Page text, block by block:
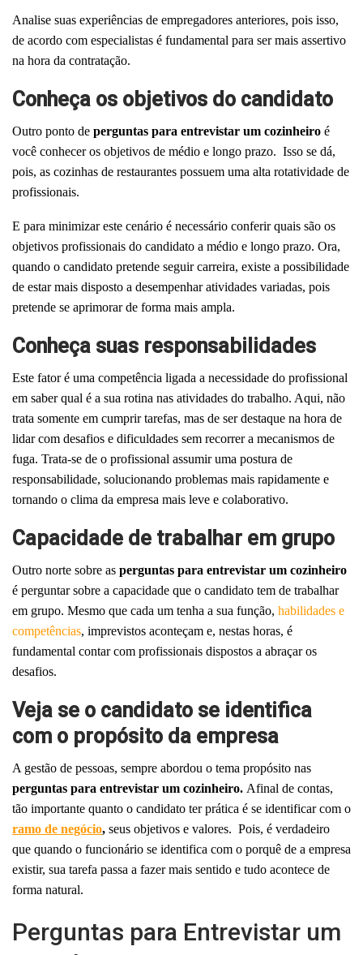
Analise suas experiências de empregadores anteriores, pois isso,
de acordo com especialistas é fundamental para ser mais assertivo
na hora da contratação.
Conheça os objetivos do candidato
Outro ponto de perguntas para entrevistar um cozinheiro é
você conhecer os objetivos de médio e longo prazo. Isso se dá,
pois, as cozinhas de restaurantes possuem uma alta rotatividade de
profissionais.
E para minimizar este cenário é necessário conferir quais são os
objetivos profissionais do candidato a médio e longo prazo. Ora,
quando o candidato pretende seguir carreira, existe a possibilidade
de estar mais disposto a desempenhar atividades variadas, pois
pretende se aprimorar de forma mais ampla.
Conheça suas responsabilidades
Este fator é uma competência ligada a necessidade do profissional
em saber qual é a sua rotina nas atividades do trabalho. Aqui, não
trata somente em cumprir tarefas, mas de ser destaque na hora de
lidar com desafios e dificuldades sem recorrer a mecanismos de
fuga. Trata-se de o profissional assumir uma postura de
responsabilidade, solucionando problemas mais rapidamente e
tornando o clima da empresa mais leve e colaborativo.
Capacidade de trabalhar em grupo
Outro norte sobre as perguntas para entrevistar um cozinheiro
é perguntar sobre a capacidade que o candidato tem de trabalhar
em grupo. Mesmo que cada um tenha a sua função, habilidades e
competências, imprevistos aconteçam e, nestas horas, é
fundamental contar com profissionais dispostos a abraçar os
desafios.
Veja se o candidato se identifica
com o propósito da empresa
A gestão de pessoas, sempre abordou o tema propósito nas
perguntas para entrevistar um cozinheiro. Afinal de contas,
tão importante quanto o candidato ter prática é se identificar com o
ramo de negócio, seus objetivos e valores. Pois, é verdadeiro
que quando o funcionário se identifica com o porquê de a empresa
existir, sua tarefa passa a fazer mais sentido e tudo acontece de
forma natural.
Perguntas para Entrevistar um